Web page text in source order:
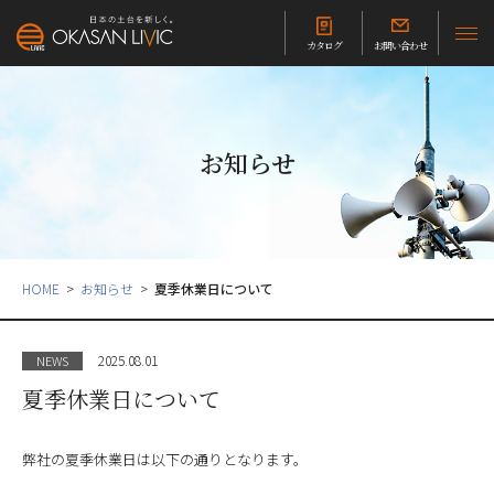
カタログ お問い合わせ
お知らせ
HOME お知らせ 夏季休業日について
NEWS 2025.08.01
夏季休業日について
弊社の夏季休業日は以下の通りとなります。